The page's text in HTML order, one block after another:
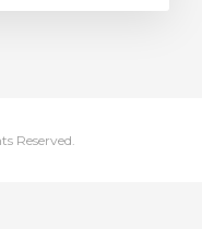
Reserved.